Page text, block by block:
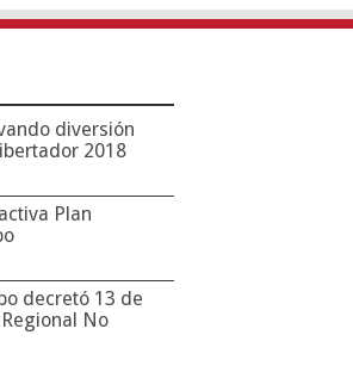
diversión
2018
Plan
decretó 13 de
No